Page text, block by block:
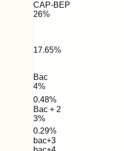
CAP-BEP
26%
17.65%
Bac
4%
0.48%
Bac + 2
3%
0.29%
bac+3